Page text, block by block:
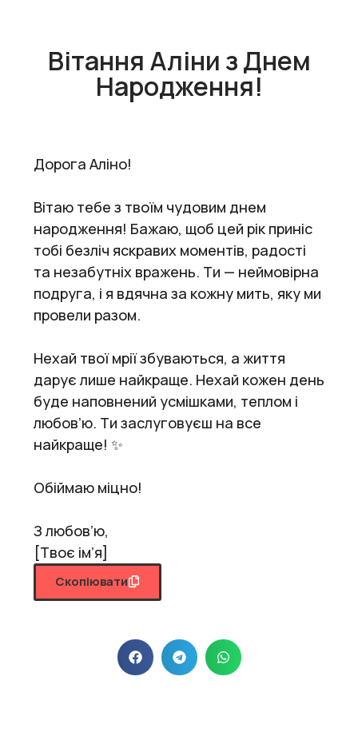
Вітання Аліни з Днем
Народження!
Дорога Аліно!
Вітаю тебе з твоїм чудовим днем
народження! Бажаю, щоб цей рік приніс
тобі безліч яскравих моментів, радості
та незабутніх вражень. Ти — неймовірна
подруга, і я вдячна за кожну мить, яку ми
провели разом.
Нехай твої мрії збуваються, а життя
дарує лише найкраще. Нехай кожен день
буде наповнений усмішками, теплом і
любов’ю. Ти заслуговуєш на все
найкраще! ✨
Обіймаю міцно!
З любов’ю,
[Твоє ім’я]
Скопіювати